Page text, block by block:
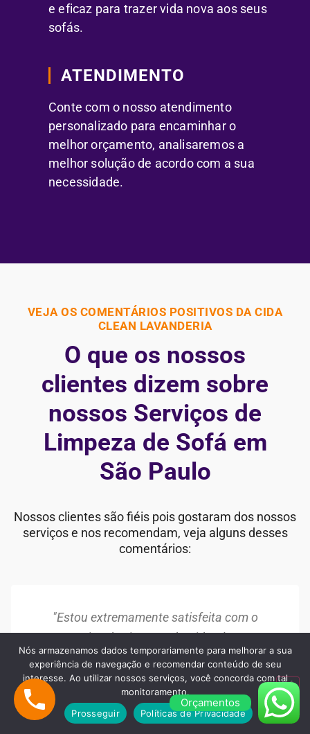
e eficaz para trazer vida nova aos seus
sofás.
ATENDIMENTO
Conte com o nosso atendimento
personalizado para encaminhar o
melhor orçamento, analisaremos a
melhor solução de acordo com a sua
necessidade.
VEJA OS COMENTÁRIOS POSITIVOS DA CIDA
CLEAN LAVANDERIA
O que os nossos
clientes dizem sobre
nossos Serviços de
Limpeza de Sofá em
São Paulo
Nossos clientes são fiéis pois gostaram dos nossos
serviços e nos recomendam, veja alguns desses
comentários:
"Estou extremamente satisfeita com o
serviço de Limpeza da Cida Clean
Lavanderia. Meu sofá estava com manchas
antigas e parecia desgastado, mas após a
limpeza, ele ficou como novo. A equipe foi
muito profissional e o resultado superou
Orçamentos
Nós armazenamos dados temporariamente para melhorar a sua
experiência de navegação e recomendar conteúdo de seu
interesse. Ao utilizar nossos serviços, você concorda com tal
monitoramento.
Prosseguir
Políticas de Privacidade